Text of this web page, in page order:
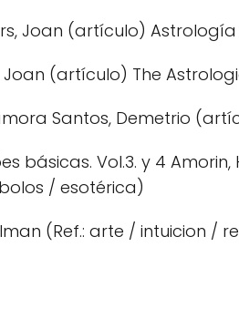
Joan (artículo) Astrología
Joan (artículo) The
Santos, Demetrio
Vol.3. y 4 Amorin,
/ esotérica)
(Ref.: arte / intuicion /